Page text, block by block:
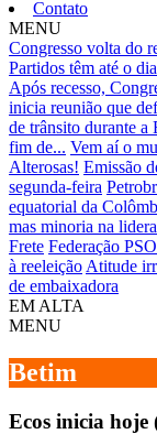
Contato
MENU
Congresso volta do
Partidos têm até o
Após recesso,
inicia reunião que
de trânsito durante a
fim de... Vem aí o
Alterosas! Emissão
segunda-feira
equatorial da
mas minoria na
Frete Federação
à reeleição Atitude
de embaixadora
EM ALTA
MENU
Betim
Ecos inicia hoje